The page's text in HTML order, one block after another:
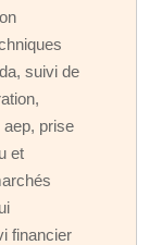
suivi de
prise
et
financier